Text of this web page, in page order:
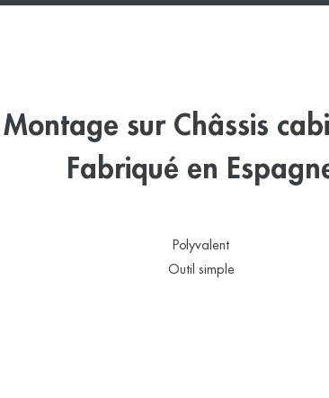
Montage sur Châssis
Fabriqué en
Polyvalent
Outil simple